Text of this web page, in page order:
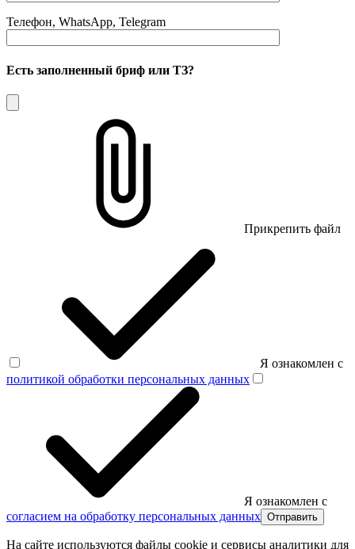
Телефон, WhatsApp, Telegram
Есть заполненный бриф или ТЗ?
Прикрепить файл
Я ознакомлен с
политикой обработки персональных данных
Я ознакомлен с
согласием на обработку персональных данных Отправить
На сайте используются файлы cookie и сервисы аналитики для